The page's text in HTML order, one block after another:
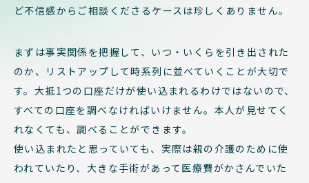
ど不信感からご相談くださるケースは珍しくありません。
まずは事実関係を把握して、いつ・いくらを引き出された
のか、リストアップして時系列に並べていくことが大切で
す。大抵1つの口座だけが使い込まれるわけではないので、
すべての口座を調べなければいけません。本人が見せてく
れなくても、調べることができます。
使い込まれたと思っていても、実際は親の介護のために使
われていたり、大きな手術があって医療費がかさんでいた